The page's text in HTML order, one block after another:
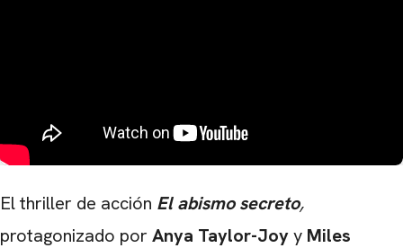
El thriller de acción El abismo secreto,
protagonizado por Anya Taylor-Joyy Miles